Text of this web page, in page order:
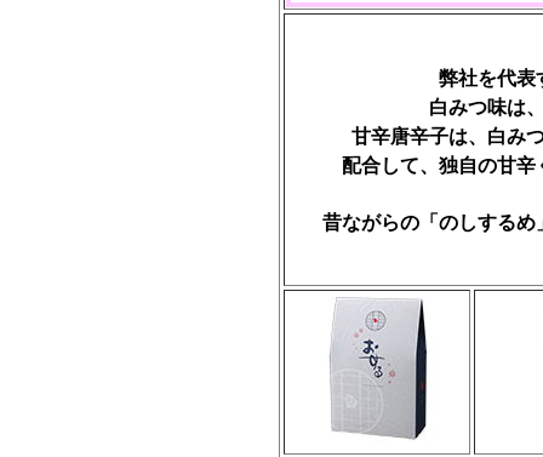
弊社を代表
白みつ味は
甘辛唐辛子は、白み
配合して、独自の甘
昔ながらの「のしする